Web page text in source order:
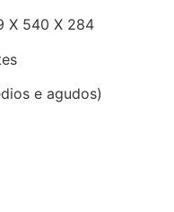
X 540 X 284
e agudos)